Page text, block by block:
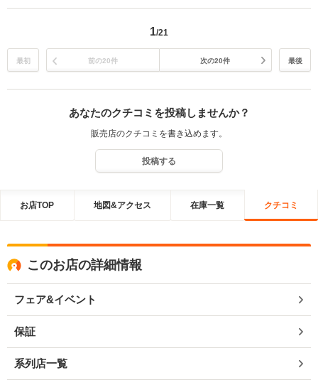
ご不明点などあればいつでもご連絡を下さい。
1/21
最初 前の20件 次の20件 最後
あなたのクチコミを投稿しませんか？
販売店のクチコミを書き込めます。
投稿する
お店TOP 地図&アクセス 在庫一覧 クチコミ
このお店の詳細情報
フェア&イベント
保証
系列店一覧